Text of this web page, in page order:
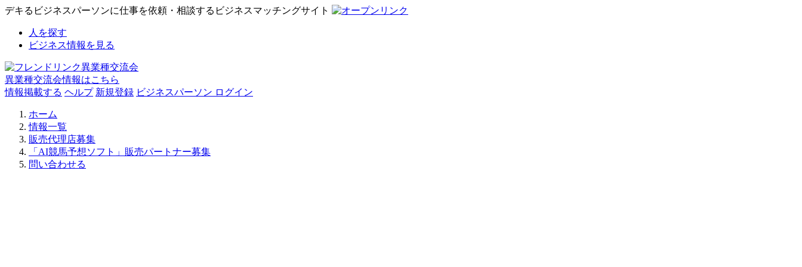
デキるビジネスパーソンに仕事を依頼・相談するビジネスマッチングサイト
人を探す
ビジネス情報を見る
異業種交流会情報はこちら
情報掲載する ヘルプ 新規登録 ビジネスパーソン ログイン
ホーム
情報一覧
販売代理店募集
「AI競馬予想ソフト」販売パートナー募集
問い合わせる